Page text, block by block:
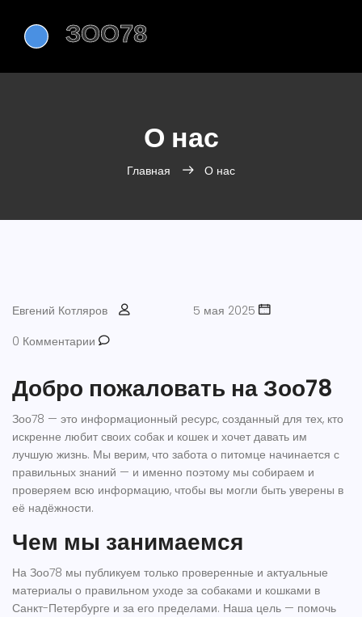
О нас
Главная О нас
Евгений Котляров
5 мая 2025
0 Комментарии
Добро пожаловать на Зоо78
Зоо78 — это информационный ресурс, созданный для тех, кто
искренне любит своих собак и кошек и хочет давать им
лучшую жизнь. Мы верим, что забота о питомце начинается с
правильных знаний — и именно поэтому мы собираем и
проверяем всю информацию, чтобы вы могли быть уверены в
её надёжности.
Чем мы занимаемся
На Зоо78 мы публикуем только проверенные и актуальные
материалы о правильном уходе за собаками и кошками в
Санкт-Петербурге и за его пределами. Наша цель — помочь